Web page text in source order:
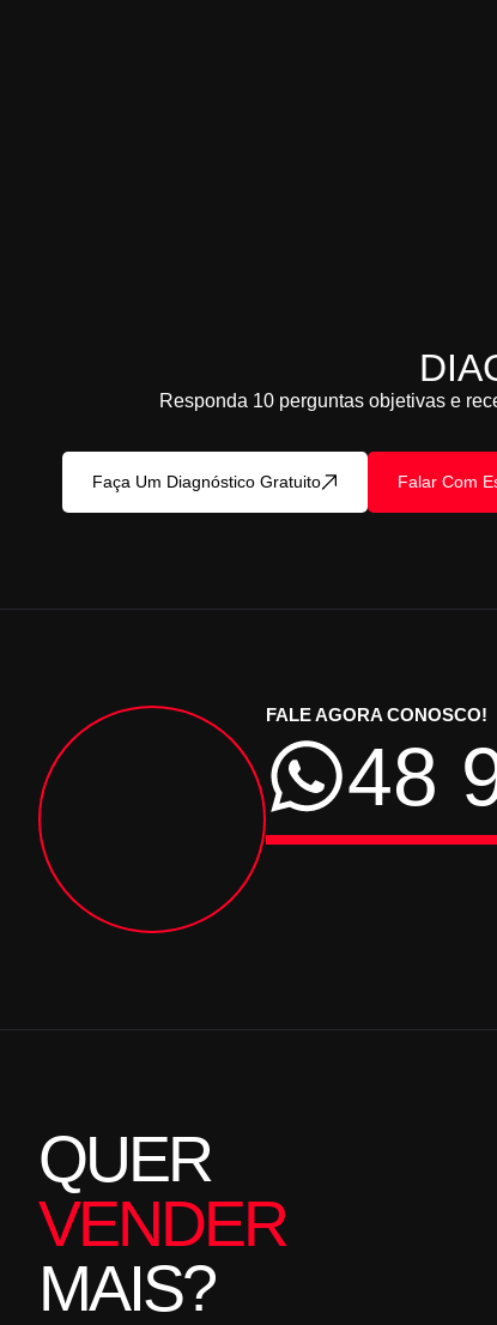
Responda 10 perguntas objetivas e
Faça Um Diagnóstico Gratuito Falar Com
FALE AGORA CONOSCO!
48
QUER
VENDER
MAIS?